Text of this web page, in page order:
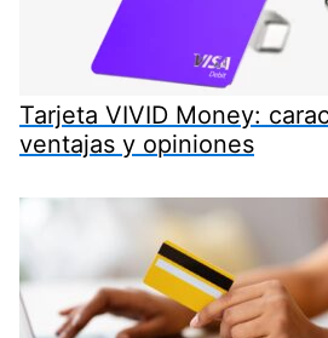
Tarjeta VIVID Money:
ventajas y opiniones